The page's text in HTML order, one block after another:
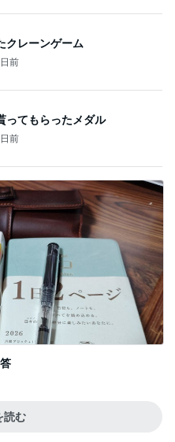
クレーンゲーム
前
ってもらったメダル
前
読む